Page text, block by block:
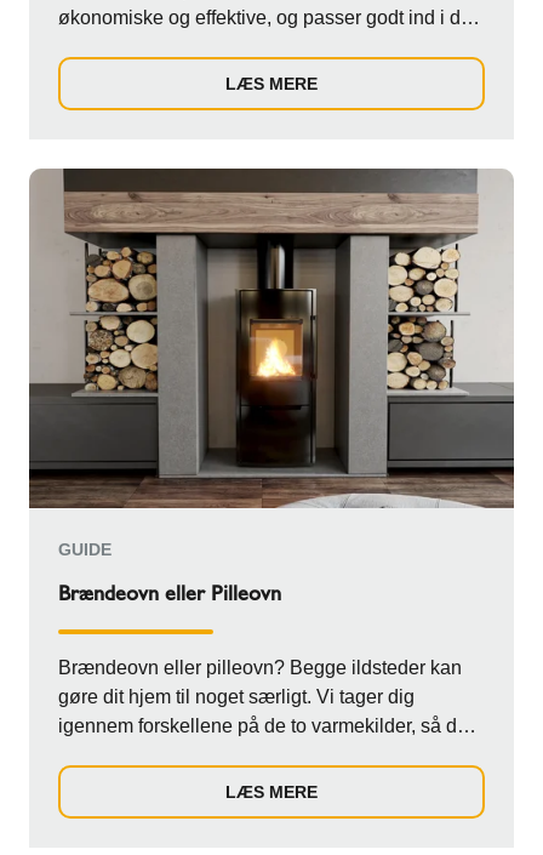
økonomiske og effektive, og passer godt ind i det
LÆS MERE
GUIDE
Brændeovn eller Pilleovn
Brændeovn eller pilleovn? Begge ildsteder kan
gøre dit hjem til noget særligt. Vi tager dig
igennem forskellene på de to varmekilder, så du
LÆS MERE